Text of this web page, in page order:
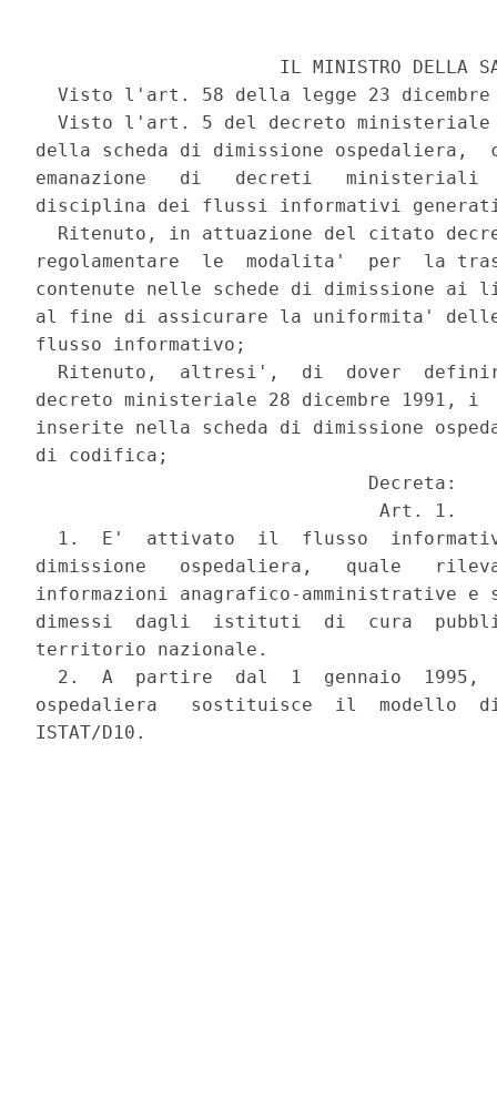
IL MINISTRO DELLA
Visto l'art. 58 della legge 23
Visto l'art. 5 del decreto
della scheda di dimissione ospedaliera,
emanazione   di   decreti
disciplina dei flussi informativi generati
Ritenuto, in attuazione del citato
regolamentare  le  modalita'  per  la
contenute nelle schede di dimissione
al fine di assicurare la uniformita'
flusso informativo;
Ritenuto,  altresi',  di  dover
decreto ministeriale 28 dicembre
inserite nella scheda di dimissione
di codifica;
                              Decreta:
                               Art. 1.
1.  E'  attivato  il  flusso
dimissione   ospedaliera,   quale
informazioni anagrafico-
dimessi  dagli  istituti  di  cura
territorio nazionale.
2.  A  partire  dal  1  gennaio  1995,
ospedaliera   sostituisce  il  modello